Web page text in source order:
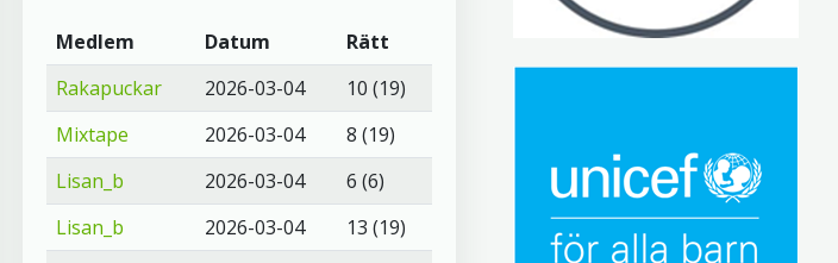
Medlem Datum
Rätt
Rakapuckar
2026-03-04
10 (19)
Mixtape
2026-03-04
8 (19)
Lisan_b
2026-03-04
6 (6)
Lisan_b
2026-03-04
13 (19)